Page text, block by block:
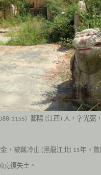
1155) 鄱陽 (江西) 人，字光弼
，被羈冷山 ( 黑龍江北) 15年，
克復失土。